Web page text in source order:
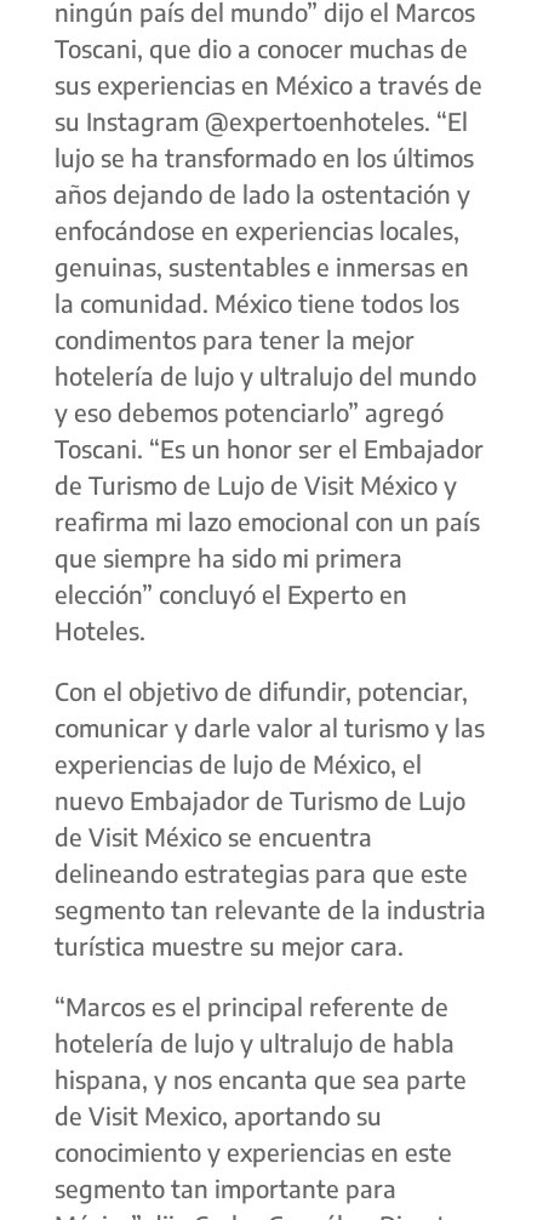
ningún país del mundo” dijo el Marcos
Toscani, que dio a conocer muchas de
sus experiencias en México a través de
su Instagram @expertoenhoteles. “El
lujo se ha transformado en los últimos
años dejando de lado la ostentación y
enfocándose en experiencias locales,
genuinas, sustentables e inmersas en
la comunidad. México tiene todos los
condimentos para tener la mejor
hotelería de lujo y ultralujo del mundo
y eso debemos potenciarlo” agregó
Toscani. “Es un honor ser el Embajador
de Turismo de Lujo de Visit México y
reafirma mi lazo emocional con un país
que siempre ha sido mi primera
elección” concluyó el Experto en
Hoteles.
Con el objetivo de difundir, potenciar,
comunicar y darle valor al turismo y las
experiencias de lujo de México, el
nuevo Embajador de Turismo de Lujo
de Visit México se encuentra
delineando estrategias para que este
segmento tan relevante de la industria
turística muestre su mejor cara.
“Marcos es el principal referente de
hotelería de lujo y ultralujo de habla
hispana, y nos encanta que sea parte
de Visit Mexico, aportando su
conocimiento y experiencias en este
segmento tan importante para